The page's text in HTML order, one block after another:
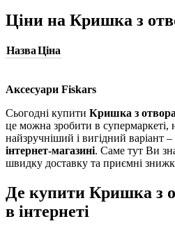
Ціни на Кришка з
НазваЦіна
Аксесуари Fiskars
Сьогодні купити Кришка з
це можна зробити в
найзручніший і вигідний варіант
інтернет-магазині. Саме тут Ви
швидку доставку та приємні
Де купити Кришка з
в інтернеті